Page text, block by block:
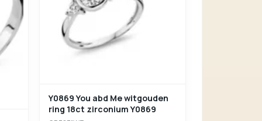
Y0869 You abd Me witgouden
ring 18ct zirconium Y0869